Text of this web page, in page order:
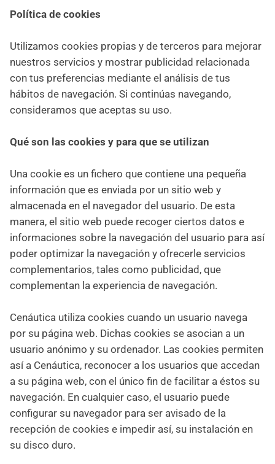
Política de cookies
Utilizamos cookies propias y de terceros para mejorar
nuestros servicios y mostrar publicidad relacionada
con tus preferencias mediante el análisis de tus
hábitos de navegación. Si continúas navegando,
consideramos que aceptas su uso.
Qué son las cookies y para que se utilizan
Una cookie es un fichero que contiene una pequeña
información que es enviada por un sitio web y
almacenada en el navegador del usuario. De esta
manera, el sitio web puede recoger ciertos datos e
informaciones sobre la navegación del usuario para así
poder optimizar la navegación y ofrecerle servicios
complementarios, tales como publicidad, que
complementan la experiencia de navegación.
Cenáutica utiliza cookies cuando un usuario navega
por su página web. Dichas cookies se asocian a un
usuario anónimo y su ordenador. Las cookies permiten
así a Cenáutica, reconocer a los usuarios que accedan
a su página web, con el único fin de facilitar a éstos su
navegación. En cualquier caso, el usuario puede
configurar su navegador para ser avisado de la
recepción de cookies e impedir así, su instalación en
su disco duro.